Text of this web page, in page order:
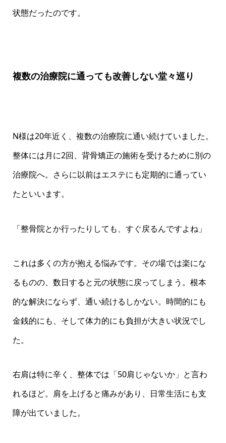
状態だったのです。
複数の治療院に通っても改善しない堂々巡り
N様は20年近く、複数の治療院に通い続けていました。
整体には月に2回、背骨矯正の施術を受けるために別の
治療院へ。さらに以前はエステにも定期的に通ってい
たといいます。
「整骨院とか行ったりしても、すぐ戻るんですよね」
これは多くの方が抱える悩みです。その場では楽にな
るものの、数日すると元の状態に戻ってしまう。根本
的な解決にならず、通い続けるしかない。時間的にも
金銭的にも、そして体力的にも負担が大きい状況でし
た。
右肩は特に辛く、整体では「50肩じゃないか」と言わ
れるほど。肩を上げると痛みがあり、日常生活にも支
障が出ていました。